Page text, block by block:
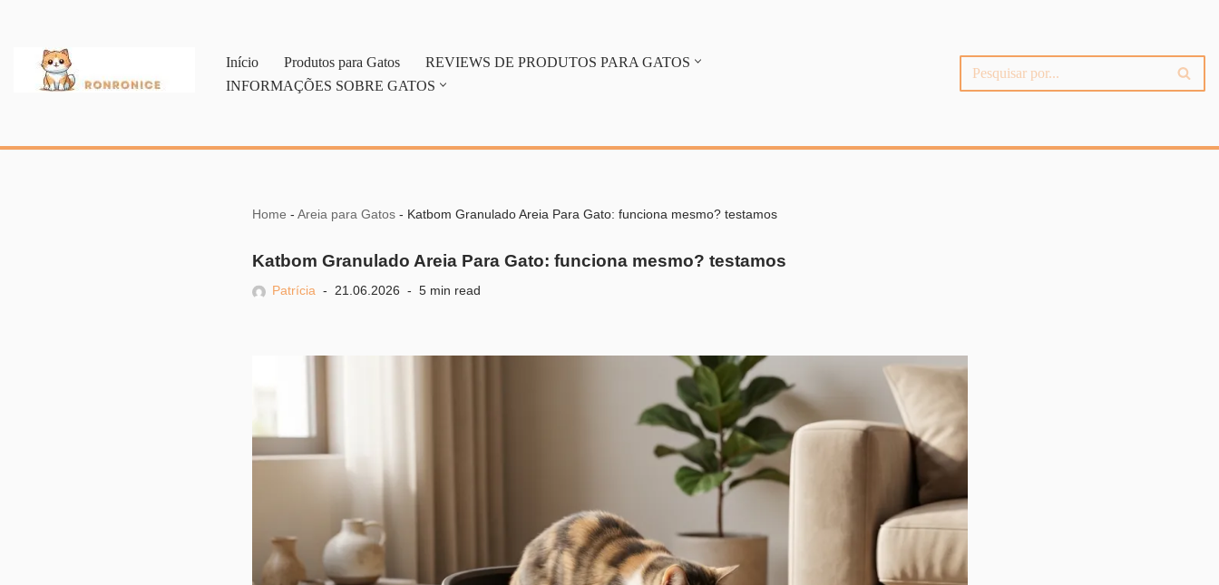
Pular
Início Produtos para Gatos
REVIEWS DE PRODUTOS PARA GATOS
INFORMAÇÕES SOBRE GATOS
Home - Areia para Gatos- Katbom Granulado Areia Para Gato: funciona mesmo? testamos
Katbom Granulado Areia Para Gato: funciona mesmo? testamos
Patrícia 21.06.2026 5 min read